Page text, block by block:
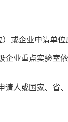
企业申请单位
业重点实验室
人或国家、省